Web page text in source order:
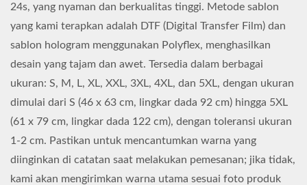
24s, yang nyaman dan berkualitas tinggi. Metode sablon
yang kami terapkan adalah DTF (Digital Transfer Film) dan
sablon hologram menggunakan Polyflex, menghasilkan
desain yang tajam dan awet. Tersedia dalam berbagai
ukuran: S, M, L, XL, XXL, 3XL, 4XL, dan 5XL, dengan ukuran
dimulai dari S (46 x 63 cm, lingkar dada 92 cm) hingga 5XL
(61 x 79 cm, lingkar dada 122 cm), dengan toleransi ukuran
1-2 cm. Pastikan untuk mencantumkan warna yang
diinginkan di catatan saat melakukan pemesanan; jika tidak,
kami akan mengirimkan warna utama sesuai foto produk